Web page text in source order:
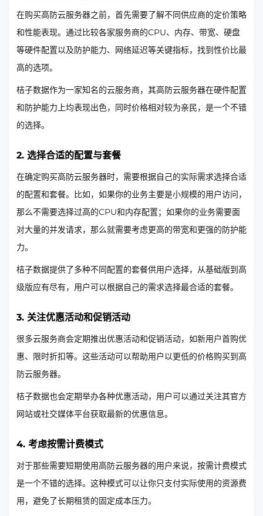
在购买高防云服务器之前，首先需要了解不同供应商的定价策略
和性能表现。通过比较各家服务商的CPU、内存、带宽、硬盘
等硬件配置以及防护能力、网络延迟等关键指标，找到性价比最
高的选项。
桔子数据作为一家知名的云服务商，其高防云服务器在硬件配置
和防护能力上均表现出色，同时价格相对较为亲民，是一个不错
的选择。
2. 选择合适的配置与套餐
在确定购买高防云服务器时，需要根据自己的实际需求选择合适
的配置和套餐。比如，如果你的业务主要是小规模的用户访问，
那么不需要选择过高的CPU和内存配置；如果你的业务需要面
对大量的并发请求，那么就需要考虑更高的带宽和更强的防护能
力。
桔子数据提供了多种不同配置的套餐供用户选择，从基础版到高
级版应有尽有，用户可以根据自己的需求选择最合适的套餐。
3. 关注优惠活动和促销活动
很多云服务商会定期推出优惠活动和促销活动，如新用户首购优
惠、限时折扣等。这些活动可以帮助用户以更低的价格购买到高
防云服务器。
桔子数据也会定期举办各种优惠活动，用户可以通过关注其官方
网站或社交媒体平台获取最新的优惠信息。
4. 考虑按需计费模式
对于那些需要短期使用高防云服务器的用户来说，按需计费模式
是一个不错的选择。这种模式可以让你只支付实际使用的资源费
用，避免了长期租赁的固定成本压力。